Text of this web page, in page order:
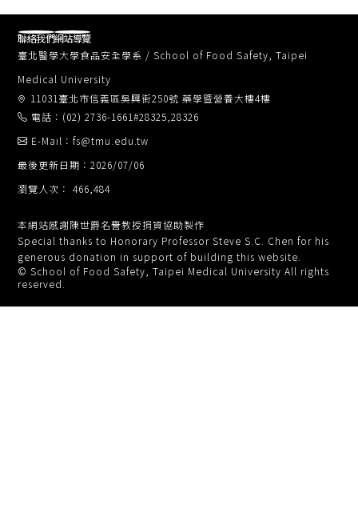
臺北醫學大學食品安全學系 / School of Food Safety, Taipei
Medical University
11031臺北市信義區吳興街250號 藥學暨營養大樓4樓
電話：(02) 2736-1661#28325,28326
瀏覽人次： 466,484
E-Mail：fs@tmu.edu.tw
最後更新日期：2026/07/06
聯絡我們網站導覽
本網站感謝陳世爵名譽教授捐資協助製作
Special thanks to Honorary Professor Steve S.C. Chen for his
generous donation in support of building this website.
© School of Food Safety, Taipei Medical University All rights
reserved.